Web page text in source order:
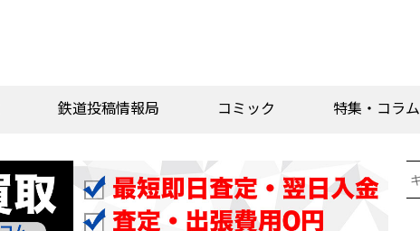
鉄道投稿情報局 コミック 特集・コラム